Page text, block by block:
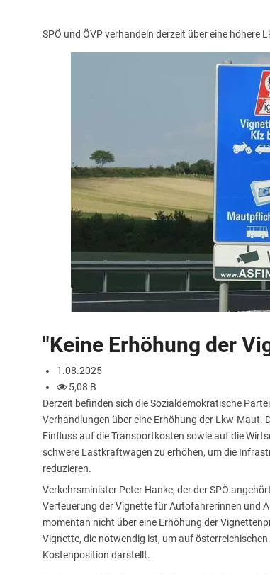
SPÖ und ÖVP verhandeln derzeit über eine höhere
"Keine Erhöhung der
1.08.2025
5,08 B
Derzeit befinden sich die Sozialdemokratische
Verhandlungen über eine Erhöhung der Lkw-Maut.
Einfluss auf die Transportkosten sowie auf die
schwere Lastkraftwagen zu erhöhen, um die
reduzieren.
Verkehrsminister Peter Hanke, der der SPÖ
Verteuerung der Vignette für Autofahrerinnen und
momentan nicht über eine Erhöhung der
Vignette, die notwendig ist, um auf
Kostenposition darstellt.